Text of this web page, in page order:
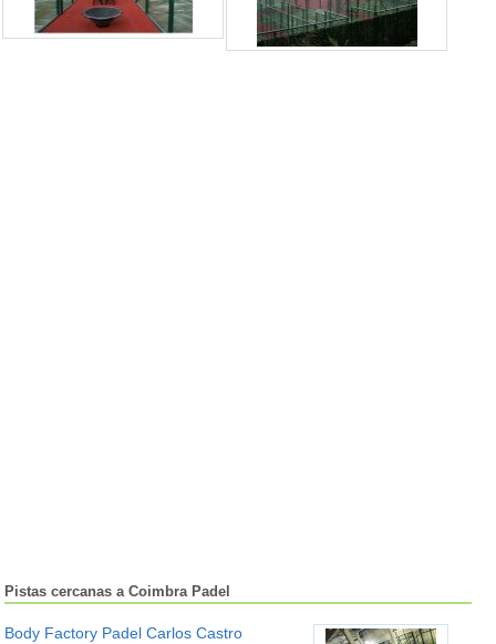
Pistas cercanas a Coimbra Padel
Body Factory Padel Carlos Castro